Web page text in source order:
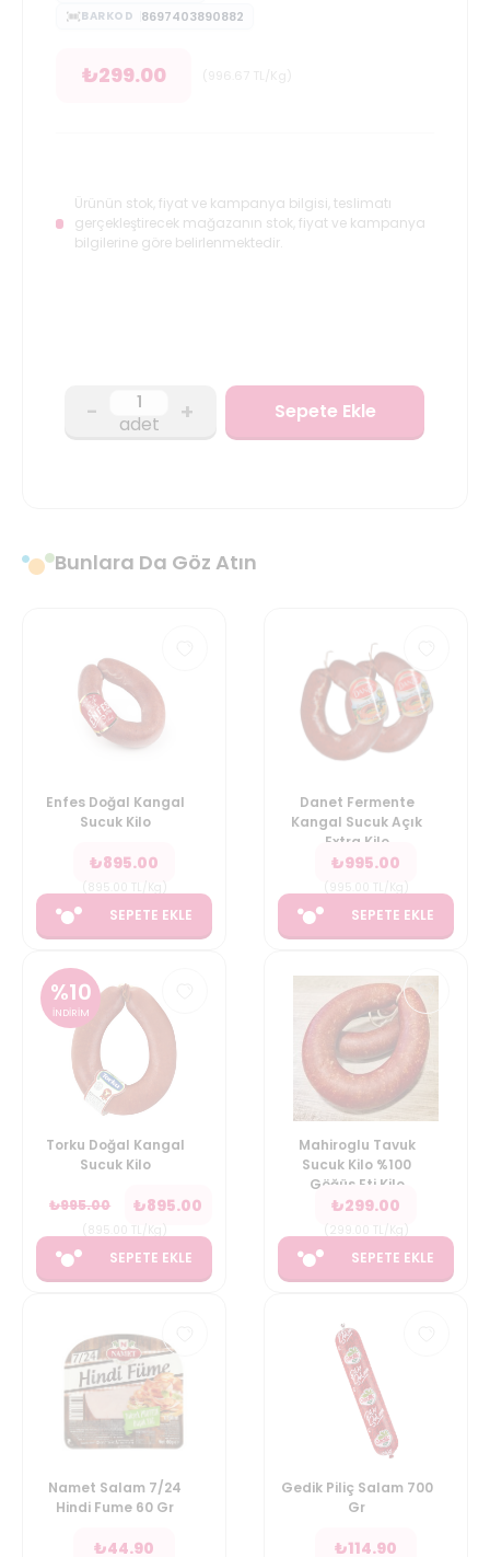
BARKOD 8697403890882
₺299.00
Ürünün stok, fiyat ve kampanya bilgisi, teslimatı
gerçekleştirecek mağazanın stok, fiyat ve kampanya
bilgilerine göre belirlenmektedir.
- adet + Sepete Ekle
Bunlara Da Göz Atın
Enfes Doğal Kangal
Sucuk Kilo
₺895.00
SEPETE EKLE
Danet Fermente
Kangal Sucuk Açık
Extra Kilo
₺995.00
SEPETE EKLE
%10
İNDİRİM
Torku Doğal Kangal
Sucuk Kilo
₺995.00 ₺895.00
SEPETE EKLE
Mahiroglu Tavuk
Sucuk Kilo %100
Göğüs Eti Kilo
₺299.00
SEPETE EKLE
Namet Salam 7/24
Hindi Fume 60 Gr
₺44.90
Gedik Piliç Salam 700
Gr
₺114.90